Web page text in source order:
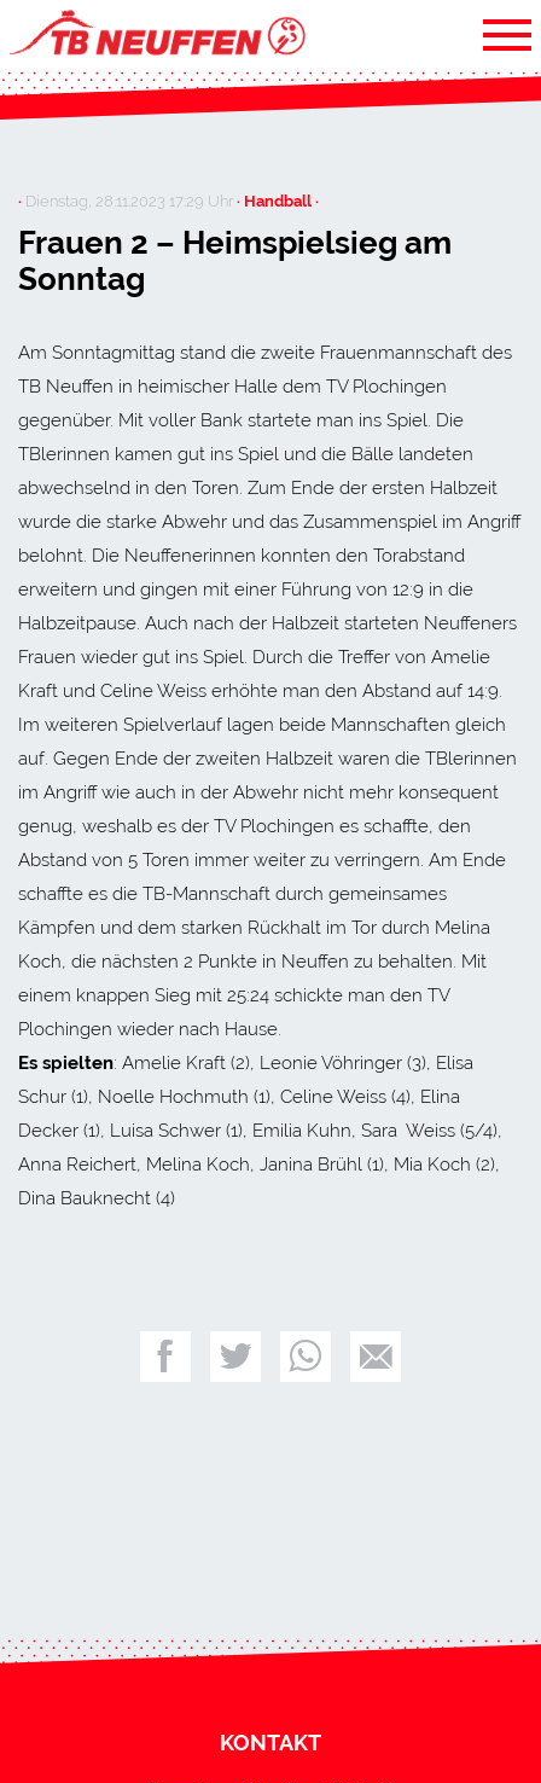
· Dienstag, 28.11.2023 17:29 Uhr· Handball ·
Frauen 2 – Heimspielsieg am
Sonntag
Am Sonntagmittag stand die zweite Frauenmannschaft des
TB Neuffen in heimischer Halle dem TV Plochingen
gegenüber. Mit voller Bank startete man ins Spiel. Die
TBlerinnen kamen gut ins Spiel und die Bälle landeten
abwechselnd in den Toren. Zum Ende der ersten Halbzeit
wurde die starke Abwehr und das Zusammenspiel im Angriff
belohnt. Die Neuffenerinnen konnten den Torabstand
erweitern und gingen mit einer Führung von 12:9 in die
Halbzeitpause. Auch nach der Halbzeit starteten Neuffeners
Frauen wieder gut ins Spiel. Durch die Treffer von Amelie
Kraft und Celine Weiss erhöhte man den Abstand auf 14:9.
Im weiteren Spielverlauf lagen beide Mannschaften gleich
auf. Gegen Ende der zweiten Halbzeit waren die TBlerinnen
im Angriff wie auch in der Abwehr nicht mehr konsequent
genug, weshalb es der TV Plochingen es schaffte, den
Abstand von 5 Toren immer weiter zu verringern. Am Ende
schaffte es die TB-Mannschaft durch gemeinsames
Kämpfen und dem starken Rückhalt im Tor durch Melina
Koch, die nächsten 2 Punkte in Neuffen zu behalten. Mit
einem knappen Sieg mit 25:24 schickte man den TV
Plochingen wieder nach Hause.
Es spielten: Amelie Kraft (2), Leonie Vöhringer (3), Elisa
Schur (1), Noelle Hochmuth (1), Celine Weiss (4), Elina
Decker (1), Luisa Schwer (1), Emilia Kuhn, Sara Weiss (5/4),
Anna Reichert, Melina Koch, Janina Brühl (1), Mia Koch (2),
Dina Bauknecht (4)
KONTAKT